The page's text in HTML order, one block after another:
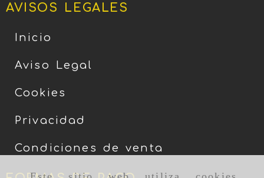
AVISOS LEGALES
Inicio
Aviso Legal
Cookies
Privacidad
Condiciones de venta